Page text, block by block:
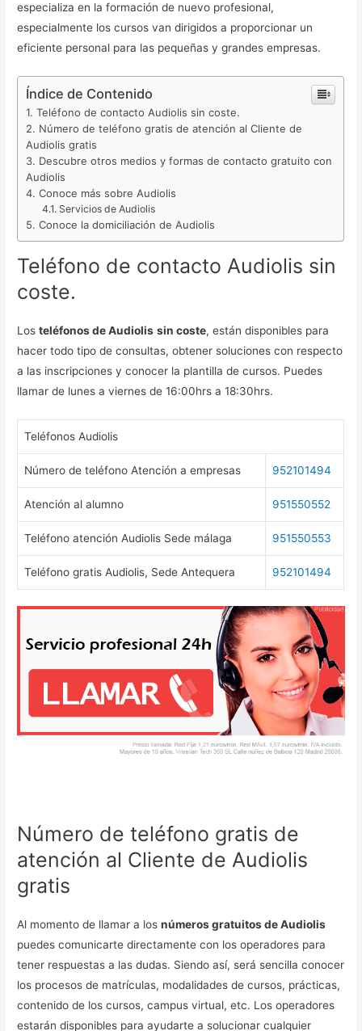
especializa en la formación de nuevo profesional,
especialmente los cursos van dirigidos a proporcionar un
eficiente personal para las pequeñas y grandes empresas.
Índice de Contenido
Teléfono de contacto Audiolis sin coste.
Número de teléfono gratis de atención al Cliente de
Audiolis gratis
Descubre otros medios y formas de contacto gratuito con
Audiolis
Conoce más sobre Audiolis
Servicios de Audiolis
Conoce la domiciliación de Audiolis
Teléfono de contacto Audiolis sin
coste.
Losteléfonos de Audiolis sin coste, están disponibles para
hacer todo tipo de consultas, obtener soluciones con respecto
a las inscripciones y conocer la plantilla de cursos. Puedes
llamar de lunes a viernes de 16:00hrs a 18:30hrs.
Teléfonos Audiolis
Número de teléfono Atención a empresas 952101494
Atención al alumno 951550552
Teléfono atención Audiolis Sede málaga 951550553
Teléfono gratis Audiolis, Sede Antequera 952101494
Número de teléfono gratis de
atención al Cliente de Audiolis
gratis
Al momento de llamar a losnúmeros gratuitos de Audiolis
puedes comunicarte directamente con los operadores para
tener respuestas a las dudas. Siendo así, será sencilla conocer
los procesos de matrículas, modalidades de cursos, prácticas,
contenido de los cursos, campus virtual, etc. Los operadores
estarán disponibles para ayudarte a solucionar cualquier